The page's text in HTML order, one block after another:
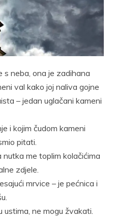
s neba, ona je zadihana
val kako joj naliva gojne
– jedan uglačani kameni
i kojim čudom kameni
pitati.
me toplim kolačićima
zdjele.
mrvice – je pećnica i
ne mogu žvakati.